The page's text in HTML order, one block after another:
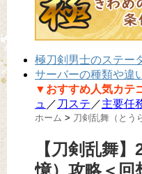
極刀剣男士のステー
サーバーの種類や違
▼おすすめ人気カテ
ュ ／ 刀ステ ／主要任
ホーム > 刀剣乱舞（とう
【刀剣乱舞